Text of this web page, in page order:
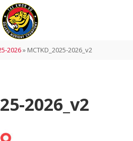
2026» MCTKD_2025-2026_v2
2026_v2